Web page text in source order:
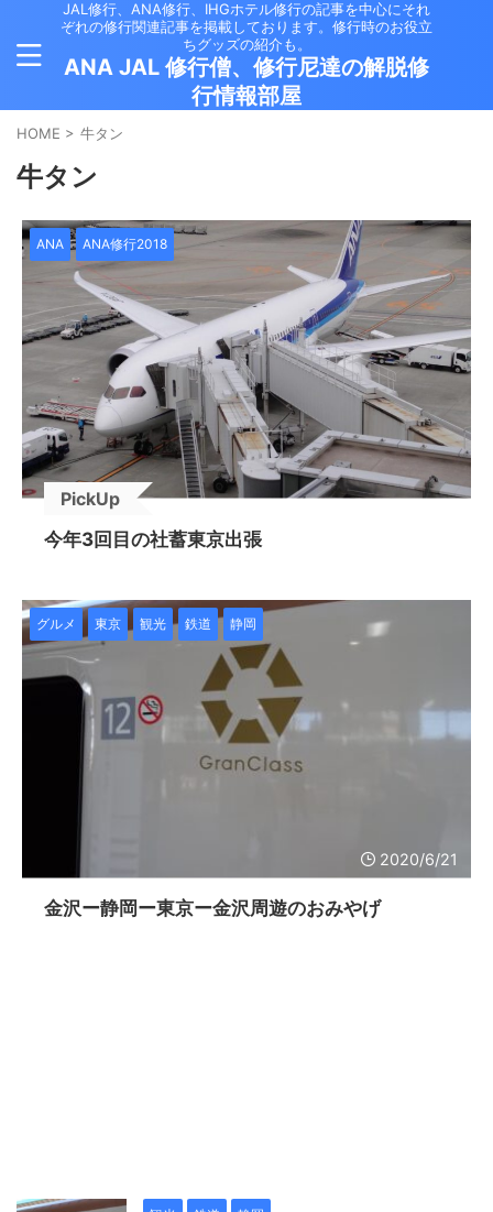
JAL修行、ANA修行、IHGホテル修行の記事を中心にそれ
ぞれの修行関連記事を掲載しております。修行時のお役立
ちグッズの紹介も。
ANA JAL 修行僧、修行尼達の解脱修
行情報部屋
HOME > 牛タン
牛タン
ANA ANA修行2018
PickUp
今年3回目の社蓄東京出張
2020/6/21
グルメ 東京 観光 鉄道 静岡
金沢ー静岡ー東京ー金沢周遊のおみやげ